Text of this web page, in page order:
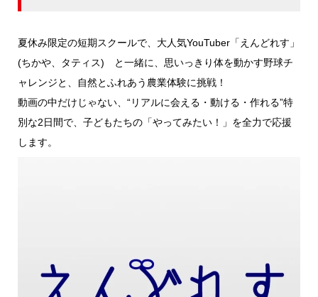
夏休み限定の短期スクールで、大人気YouTuber「えんどれす」
(ちかや、タティス) と一緒に、思いっきり体を動かす野球チ
ャレンジと、自然とふれあう農業体験に挑戦！
動画の中だけじゃない、“リアルに会える・動ける・作れる”特
別な2日間で、子どもたちの「やってみたい！」を全力で応援
します。